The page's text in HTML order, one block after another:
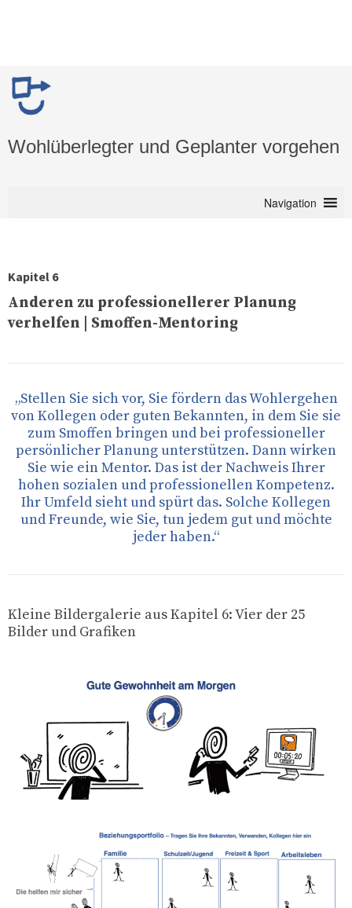
Wohlüberlegter und Geplanter vorgehen
Navigation
Kapitel 6
Anderen zu professionellerer Planung
verhelfen | Smoffen-Mentoring
„Stellen Sie sich vor, Sie fördern das Wohlergehen
von Kollegen oder guten Bekannten, in dem Sie sie
zum Smoffen bringen und bei professioneller
persönlicher Planung unterstützen. Dann wirken
Sie wie ein Mentor. Das ist der Nachweis Ihrer
hohen sozialen und professionellen Kompetenz.
Ihr Umfeld sieht und spürt das. Solche Kollegen
und Freunde, wie Sie, tun jedem gut und möchte
jeder haben.“
Kleine Bildergalerie aus Kapitel 6: Vier der 25
Bilder und Grafiken